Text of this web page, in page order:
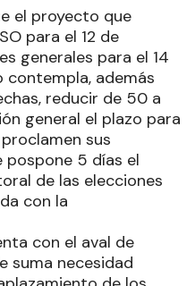
el proyecto que
para el 12 de
generales para el 14
contempla, además
reducir de 50 a
general el plazo para
sus
5 días el
de las elecciones
con la
con el aval de
suma necesidad